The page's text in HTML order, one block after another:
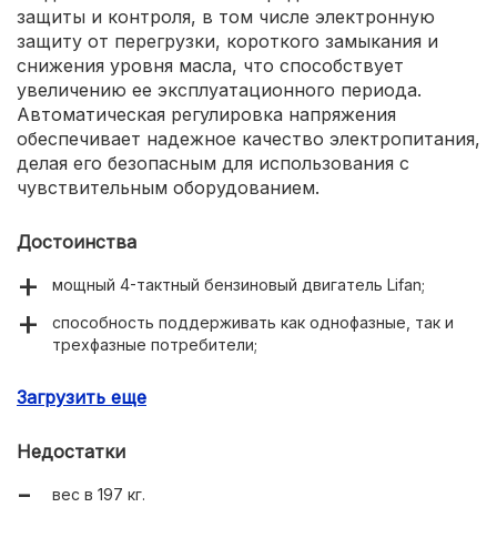
защиты и контроля, в том числе электронную
защиту от перегрузки, короткого замыкания и
снижения уровня масла, что способствует
увеличению ее эксплуатационного периода.
Автоматическая регулировка напряжения
обеспечивает надежное качество электропитания,
делая его безопасным для использования с
чувствительным оборудованием.
Достоинства
мощный 4-тактный бензиновый двигатель Lifan;
способность поддерживать как однофазные, так и
трехфазные потребители;
медная обмотка альтернатора;
электронный запуск и цифровой ЖК-дисплей.
Загрузить еще
Недостатки
вес в 197 кг.